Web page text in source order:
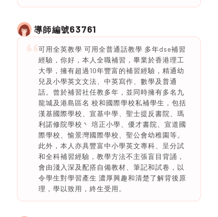
導師編號63761
可用全英教學 可用全普通話教學 多年dse補習
經驗，你好，本人全職補習，畢業於香港理工
大學，擁有超過10年豐富的補習經驗，精通幼
兒及小學英文文法、中英寫作、數學及普通
話。曾於補習社任教多年，並同時擁有多名九
龍城及港島區名 校和國際學校私補學生，包括
漢基國際學校、宣基中學、聖士提反書院、瑪
利諾修院學校丶 培正小學、優才書院、宣道國
際學校、愉景灣國際學校、聖公會幼稚園等。
此外，本人亦具豐富中小學英文專科、呈分試
和全科補習經驗，教學方法不主張盲目背誦，
會由淺入深及配搭自備教材、筆記和試卷，以
令學生對學習產生 濃厚興趣和清楚了解背後原
理，學以致用，終生受用。